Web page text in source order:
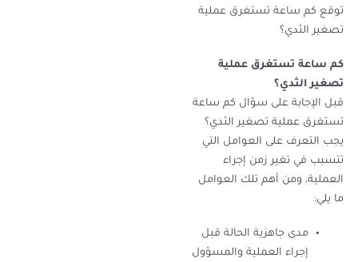
توقع كم ساعة تستغرق عملية
تصغير الثدي؟
كم ساعة تستغرق عملية
تصغير الثدي؟
قبل الإجابة على سؤال كم ساعة
تستغرق عملية تصغير الثدي؟
يجب التعرف على العوامل التي
تتسبب في تغير زمن إجراء
العملية، ومن أهم تلك العوامل
ما يلي:
مدى جاهزية الحالة قبل
إجراء العملية والمسؤول